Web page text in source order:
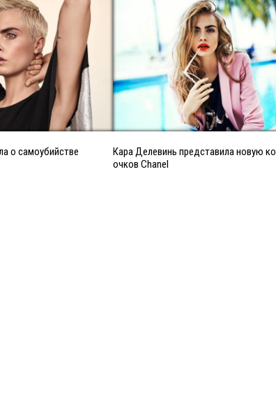
о самоубийстве
Кара Делевинь представила новую
очков Chanel